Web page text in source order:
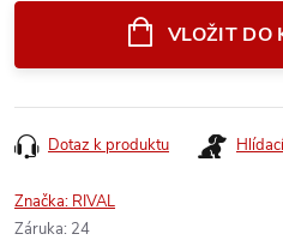
VLOŽIT DO
Dotaz k produktu
Značka: RIVAL
Záruka: 24